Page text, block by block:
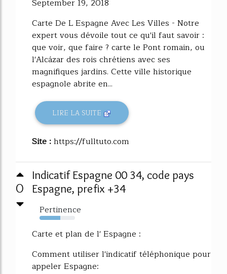
September 19, 2018
Carte De L Espagne Avec Les Villes - Notre
expert vous dévoile tout ce qu'il faut savoir :
que voir, que faire ? carte le Pont romain, ou
l'Alcázar des rois chrétiens avec ses
magnifiques jardins. Cette ville historique
espagnole abrite en...
LIRE LA SUITE
Site :https://fulltuto.com
0
Indicatif Espagne 00 34, code pays
Espagne, prefix +34
Pertinence
58%
Carte et plan de l' Espagne :
Comment utiliser l'indicatif téléphonique pour
appeler Espagne: